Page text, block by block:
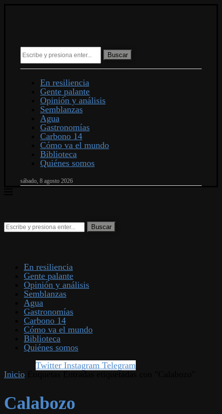
Buscar
En resiliencia
Gente palante
Opinión y análisis
Semblanzas
Agua
Gastronomías
Carbono 14
Cómo va el mundo
Biblioteca
Quiénes somos
sábado, 8 agosto 2026
En resiliencia
Gente palante
Opinión y análisis
Semblanzas
Agua
Gastronomías
Carbono 14
Cómo va el mundo
Biblioteca
Quiénes somos
Twitter Instagram Telegram
Inicio
Calabozo